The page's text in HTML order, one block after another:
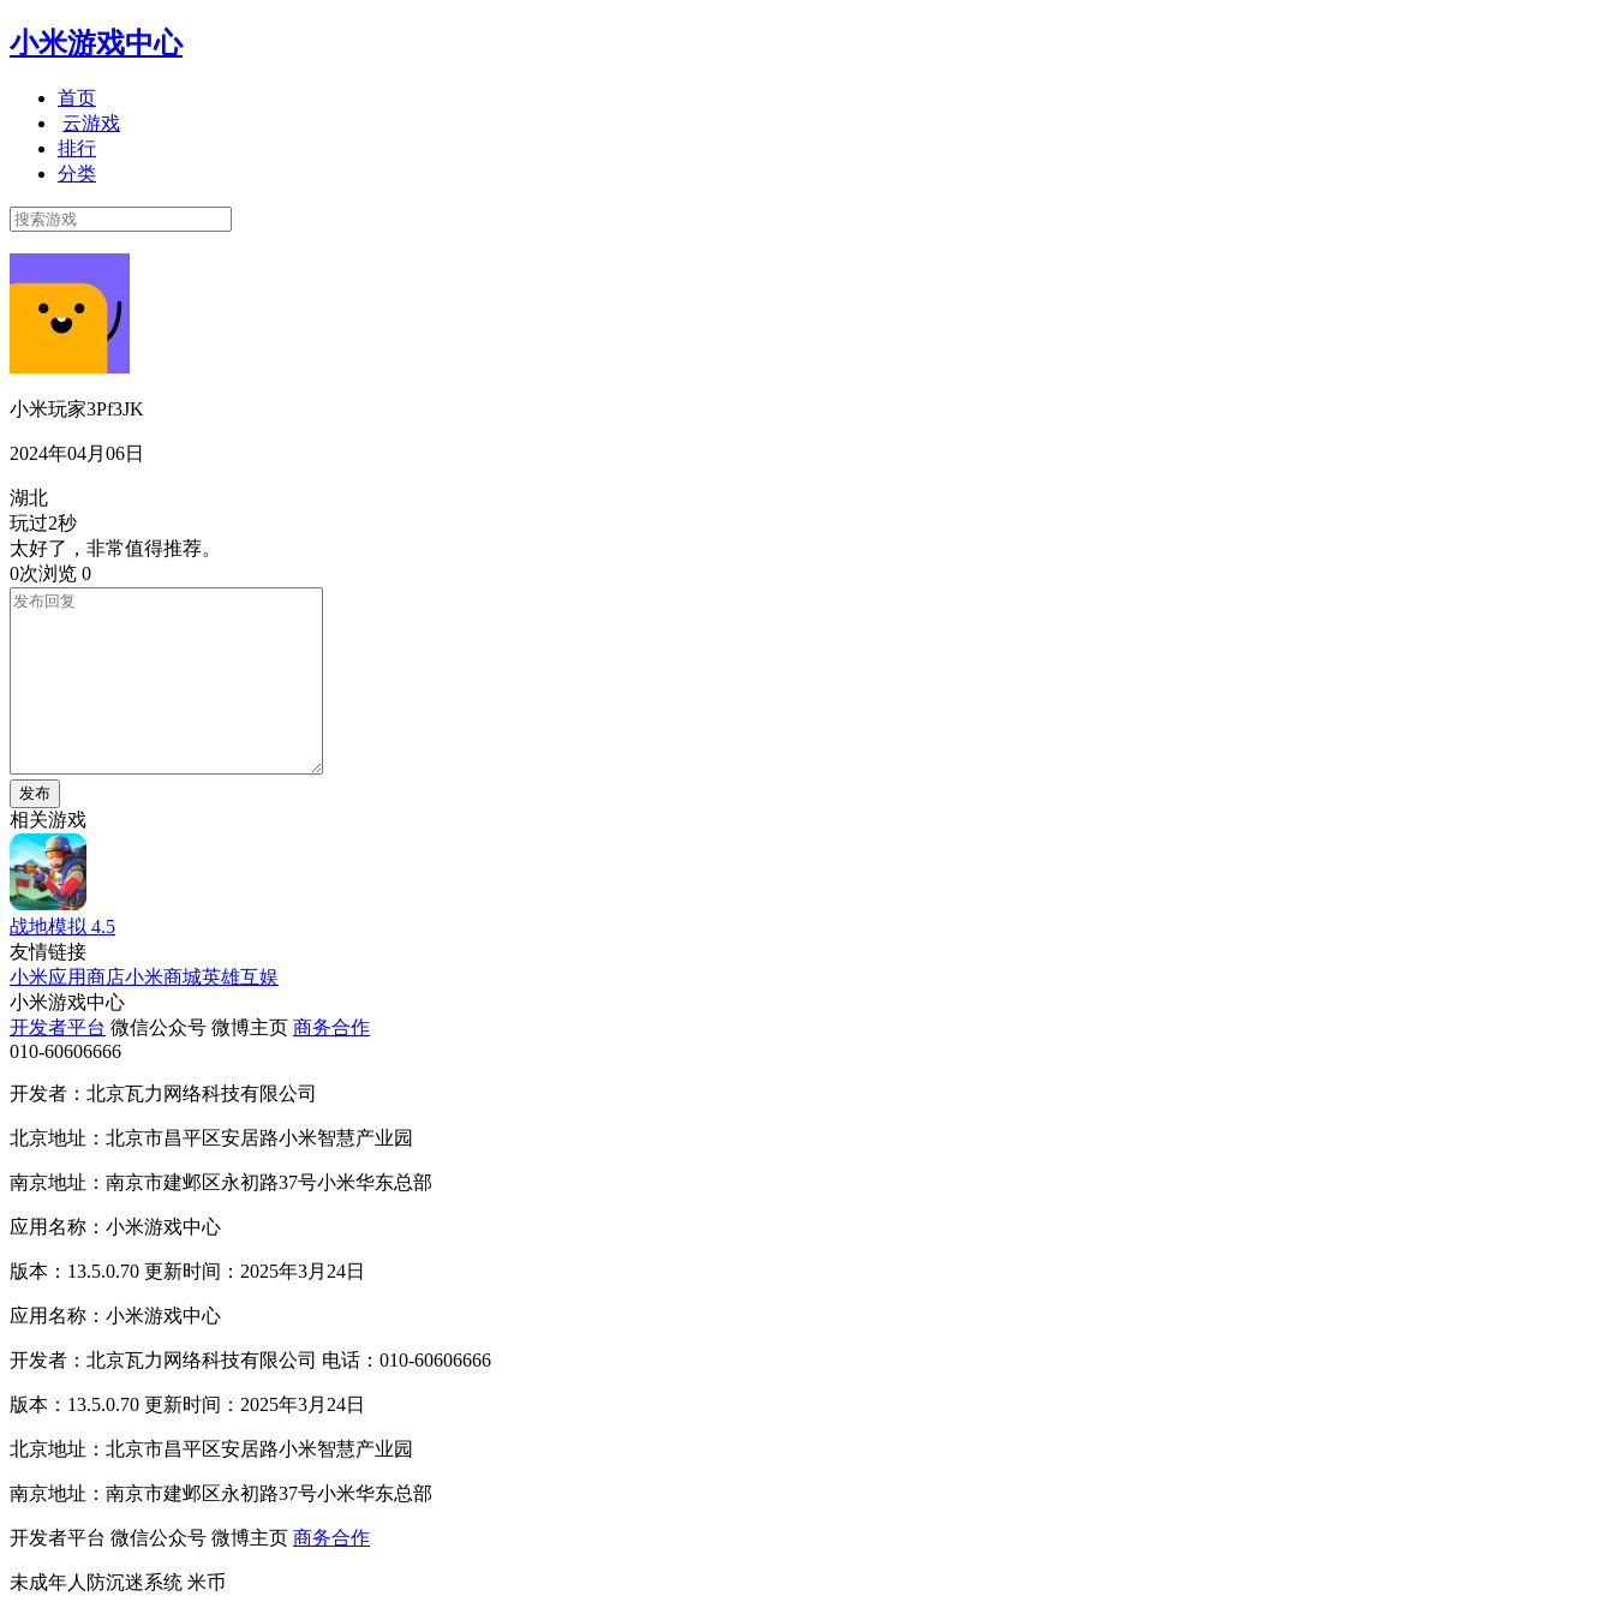
小米游戏中心
首页
云游戏
排行
分类
小米玩家3Pf3JK
2024年04月06日
湖北
玩过2秒
太好了，非常值得推荐。
0次浏览 0
发布
相关游戏
战地模拟 4.5
友情链接
小米应用商店小米商城英雄互娱
小米游戏中心
开发者平台 微信公众号 微博主页 商务合作
010-60606666
开发者：北京瓦力网络科技有限公司
北京地址：北京市昌平区安居路小米智慧产业园
南京地址：南京市建邺区永初路37号小米华东总部
应用名称：小米游戏中心
版本：13.5.0.70 更新时间：2025年3月24日
应用名称：小米游戏中心
开发者：北京瓦力网络科技有限公司 电话：010-60606666
版本：13.5.0.70 更新时间：2025年3月24日
北京地址：北京市昌平区安居路小米智慧产业园
南京地址：南京市建邺区永初路37号小米华东总部
开发者平台 微信公众号 微博主页 商务合作
未成年人防沉迷系统 米币